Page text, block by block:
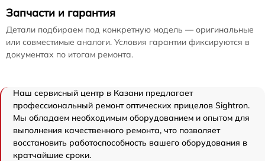
Запчасти и гарантия
Детали подбираем под конкретную модель — оригинальные
или совместимые аналоги. Условия гарантии фиксируются в
документах по итогам ремонта.
Наш сервисный центр в Казани предлагает
профессиональный ремонт оптических прицелов Sightron.
Мы обладаем необходимым оборудованием и опытом для
выполнения качественного ремонта, что позволяет
восстановить работоспособность вашего оборудования в
кратчайшие сроки.